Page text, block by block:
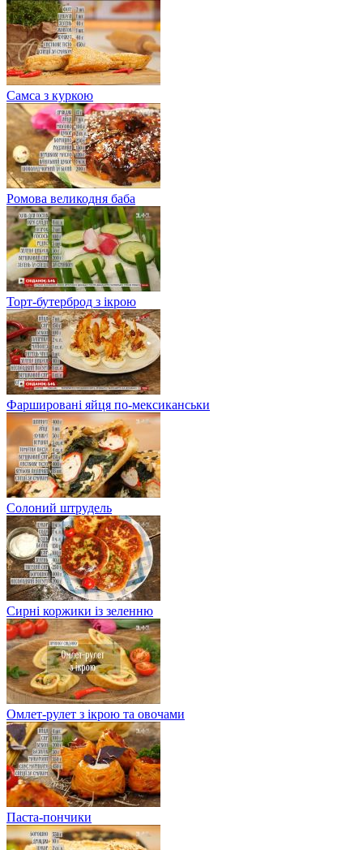
Самса з куркою
Ромова великодня баба
Торт-бутерброд з ікрою
Фаршировані яйця по-мексиканськи
Солоний штрудель
Сирні коржики із зеленню
Омлет-рулет з ікрою та овочами
Паста-пончики